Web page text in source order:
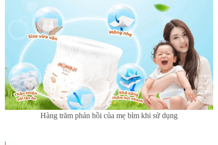
Hàng trăm phản hồi của mẹ bỉm khi sử dụng